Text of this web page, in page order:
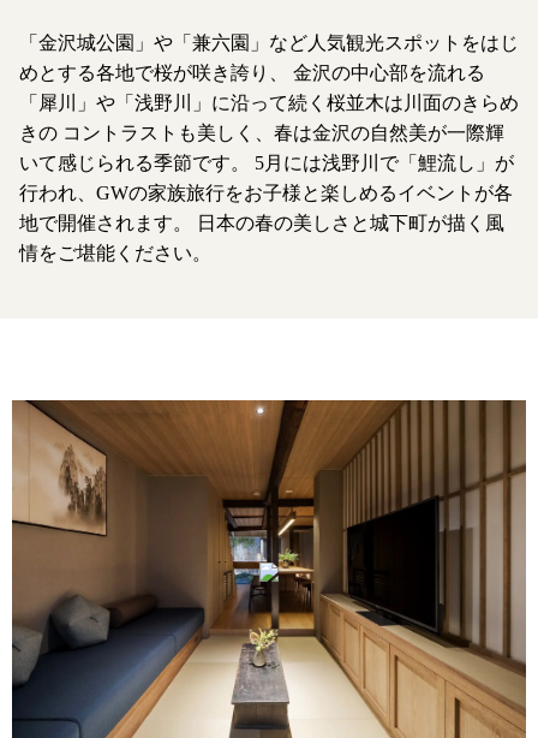
「金沢城公園」や「兼六園」など人気観光スポットをはじ
めとする各地で桜が咲き誇り、
金沢の中心部を流れる
「犀川」や「浅野川」に沿って続く桜並木は川面のきらめ
きの コントラストも美しく、春は金沢の自然美が一際輝
いて感じられる季節です。
5月には浅野川で「鯉流し」が
行われ、GWの家族旅行をお子様と楽しめるイベントが各
地で開催されます。
日本の春の美しさと城下町が描く風
情をご堪能ください。